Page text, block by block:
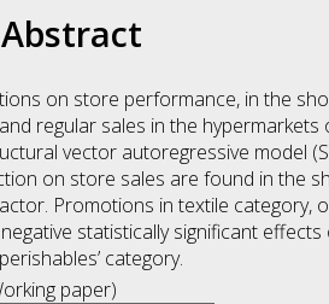
Abstract
on store performance, in the
regular sales in the
vector autoregressive model
on store sales are found in the
Promotions in textile category,
statistically significant
category.
paper)